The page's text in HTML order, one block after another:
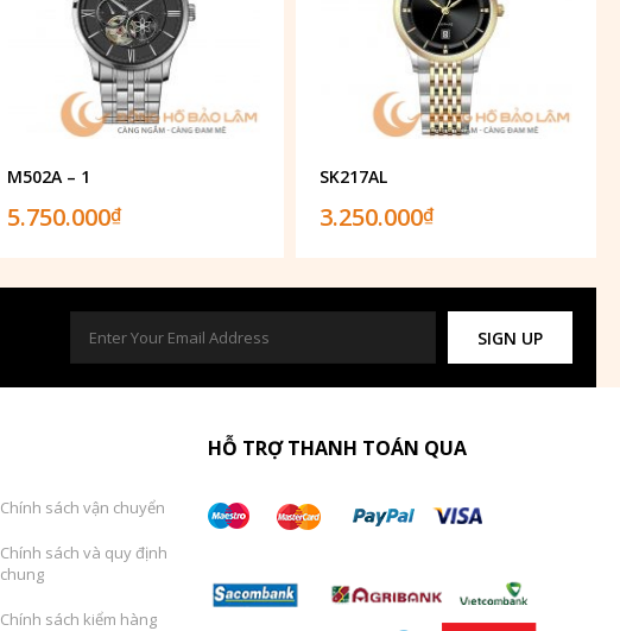
M502A – 1
5.750.000₫
SK217AL
3.250.000₫
SIGN UP
Chính sách vận chuyển
Chính sách và quy định
chung
Chính sách kiểm hàng
HỖ TRỢ THANH TOÁN QUA